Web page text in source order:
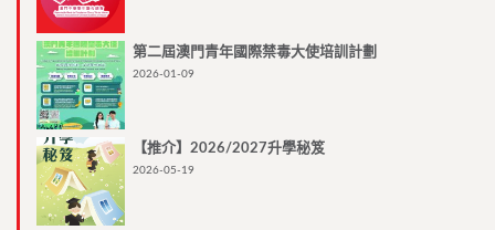
第二屆澳門青年國際禁毒大使培訓計劃
2026-01-09
【推介】2026/2027升學秘笈
2026-05-19